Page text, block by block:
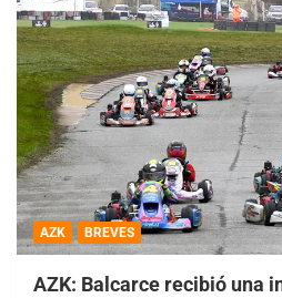
AZK BREVES
AZK: Balcarce recibió una